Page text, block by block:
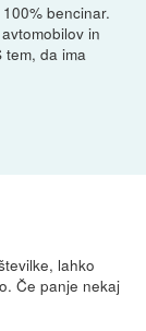
bencinar.
in
tem, da ima
lahko
Če panje nekaj